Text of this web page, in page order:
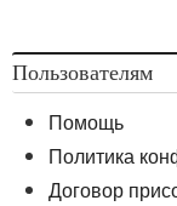
Пользователям
Помощь
Политика
Договор